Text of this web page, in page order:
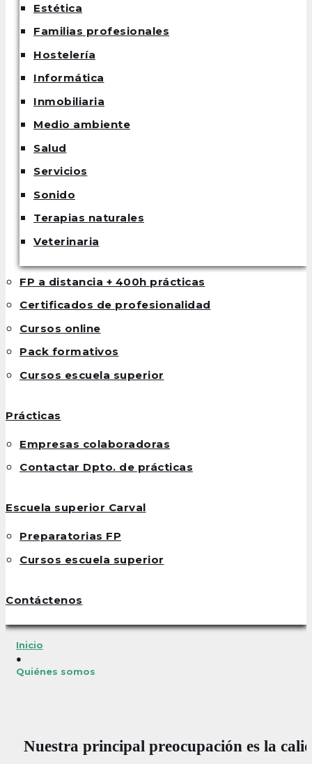
Estética
Familias profesionales
Hostelería
Informática
Inmobiliaria
Medio ambiente
Salud
Servicios
Sonido
Terapias naturales
Veterinaria
FP a distancia + 400h prácticas
Certificados de profesionalidad
Cursos online
Pack formativos
Cursos escuela superior
Prácticas
Empresas colaboradoras
Contactar Dpto. de prácticas
Escuela superior Carval
Preparatorias FP
Cursos escuela superior
Contáctenos
Inicio
●
Quiénes somos
Nuestra principal preocupaciónes la